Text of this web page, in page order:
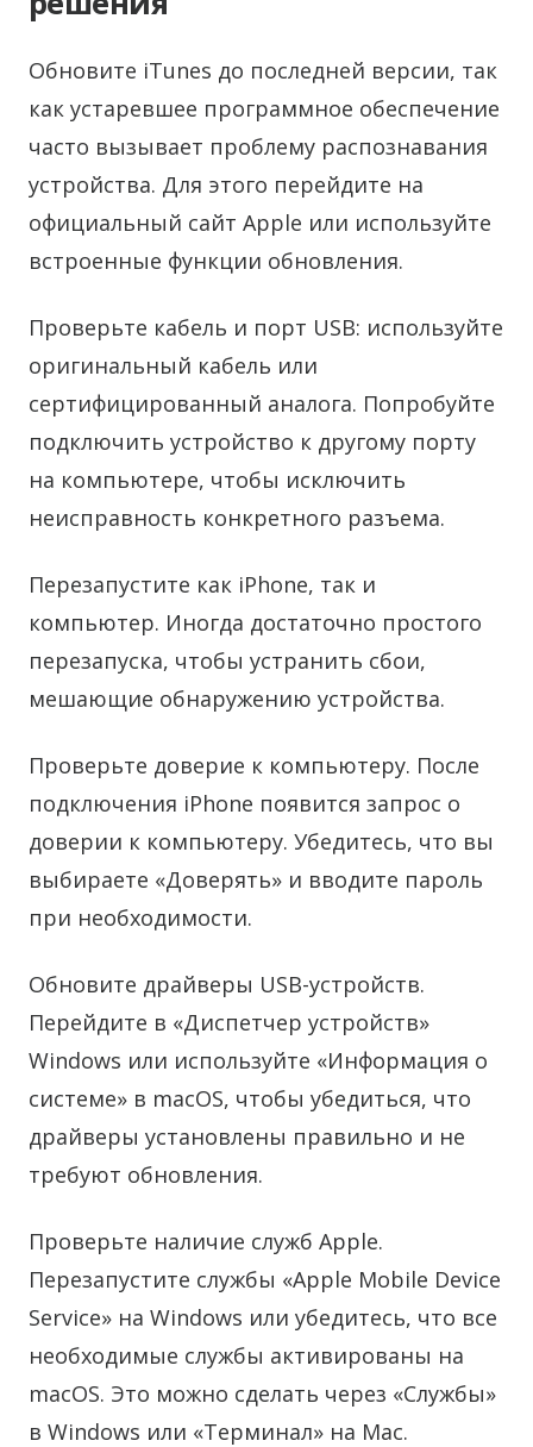
Обновите iTunes до последней версии, так
как устаревшее программное обеспечение
часто вызывает проблему распознавания
устройства. Для этого перейдите на
официальный сайт Apple или используйте
встроенные функции обновления.
Проверьте кабель и порт USB: используйте
оригинальный кабель или
сертифицированный аналога. Попробуйте
подключить устройство к другому порту
на компьютере, чтобы исключить
неисправность конкретного разъема.
Перезапустите как iPhone, так и
компьютер. Иногда достаточно простого
перезапуска, чтобы устранить сбои,
мешающие обнаружению устройства.
Проверьте доверие к компьютеру. После
подключения iPhone появится запрос о
доверии к компьютеру. Убедитесь, что вы
выбираете «Доверять» и вводите пароль
при необходимости.
Обновите драйверы USB-устройств.
Перейдите в «Диспетчер устройств»
Windows или используйте «Информация о
системе» в macOS, чтобы убедиться, что
драйверы установлены правильно и не
требуют обновления.
Проверьте наличие служб Apple.
Перезапустите службы «Apple Mobile Device
Service» на Windows или убедитесь, что все
необходимые службы активированы на
macOS. Это можно сделать через «Службы»
в Windows или «Терминал» на Mac.